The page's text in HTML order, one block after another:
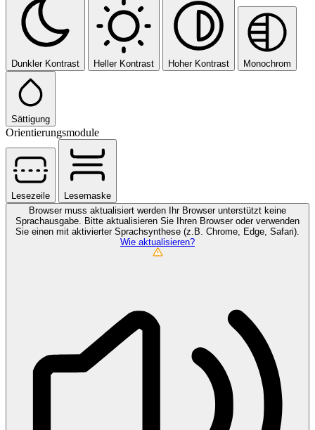
Dunkler Kontrast Heller Kontrast Hoher Kontrast Monochrom
Sättigung
Orientierungsmodule
Lesezeile
Lesemaske
Browser muss aktualisiert werden Ihr Browser unterstützt keine
Sprachausgabe. Bitte aktualisieren Sie Ihren Browser oder verwenden
Sie einen mit aktivierter Sprachsynthese (z.B. Chrome, Edge, Safari).
Wie aktualisieren?